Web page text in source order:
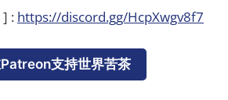
: https://discord.gg/HcpXwgv8f7
支持世界苦茶